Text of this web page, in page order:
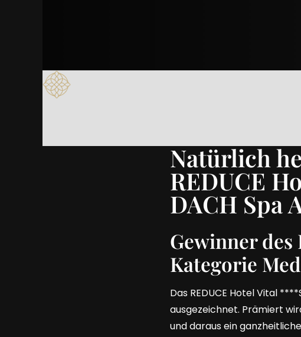
Natürlich
REDUCE
DACH Spa
Gewinner des
Kategorie
Das REDUCE Hotel Vital
ausgezeichnet. Prämiert
und daraus ein